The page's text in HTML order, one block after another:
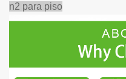
n2 para piso